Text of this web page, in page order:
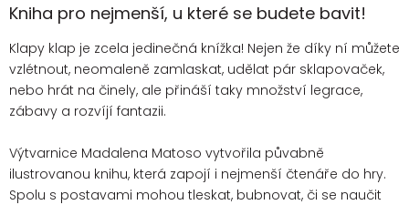
Kniha pro nejmenší, u které se budete bavit!
Klapy klap je zcela jedinečná knížka! Nejen že díky ní můžete
vzlétnout, neomaleně zamlaskat, udělat pár sklapovaček,
nebo hrát na činely, ale přináší taky množství legrace,
zábavy a rozvíjí fantazii.
Výtvarnice Madalena Matoso vytvořila půvabně
ilustrovanou knihu, která zapojí i nejmenší čtenáře do hry.
Spolu s postavami mohou tleskat, bubnovat, či se naučit